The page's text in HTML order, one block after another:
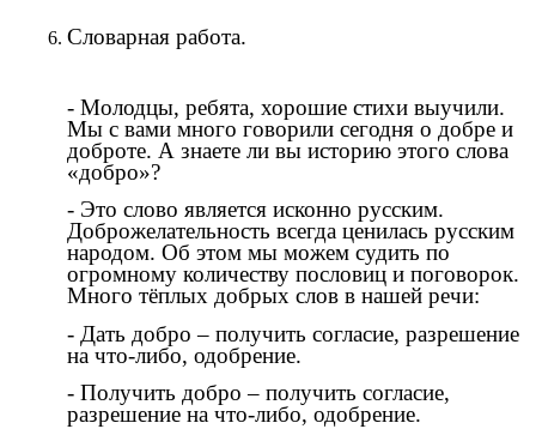
Словарная работа.
- Молодцы, ребята, хорошие стихи выучили.
Мы с вами много говорили сегодня о добре и
доброте. А знаете ли вы историю этого слова
«добро»?
- Это слово является исконно русским.
Доброжелательность всегда ценилась русским
народом. Об этом мы можем судить по
огромному количеству пословиц и поговорок.
Много тёплых добрых слов в нашей речи:
- Дать добро – получить согласие, разрешение
на что-либо, одобрение.
- Получить добро – получить согласие,
разрешение на что-либо, одобрение.